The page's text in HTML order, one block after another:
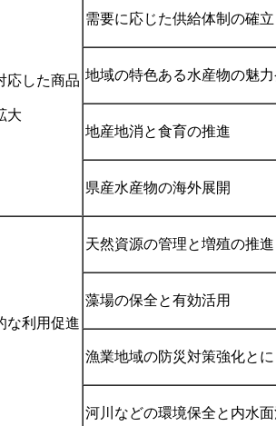
応した商品
大
需要に応じた供給体制の確立
地域の特色ある水産物の魅
地産地消と食育の推進
県産水産物の海外展開
な利用促進
天然資源の管理と増殖の推進
藻場の保全と有効活用
漁業地域の防災対策強化と
河川などの環境保全と内水